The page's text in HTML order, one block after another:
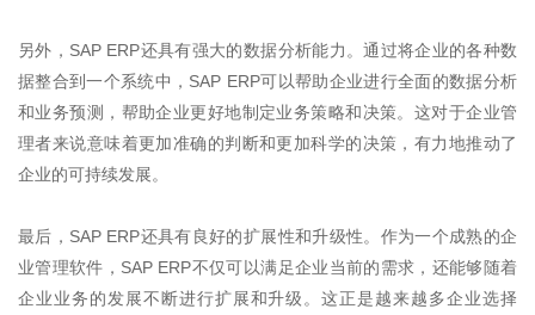
另外， SAP ERP还具有强大的数据分析能力。通过将企业的各种数
据整合到一个系统中， SAP ERP可以帮助企业进行全面的数据分析
和业务预测，帮助企业更好地制定业务策略和决策。这对于企业管
理者来说意味着更加准确的判断和更加科学的决策，有力地推动了
企业的可持续发展。
最后， SAP ERP还具有良好的扩展性和升级性。作为一个成熟的企
业管理软件， SAP ERP不仅可以满足企业当前的需求，还能够随着
企业业务的发展不断进行扩展和升级。这正是越来越多企业选择